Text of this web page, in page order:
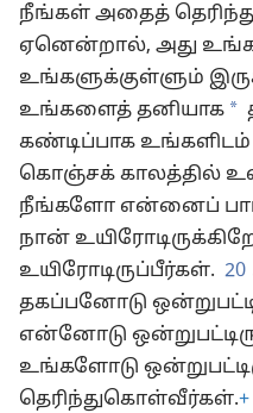
நீங்கள் அதைத்
ஏனென்றால், அது
உங்களுக்குள்ளும்
உங்களைத் தனியாக *
கண்டிப்பாக
கொஞ்சக் காலத்தில்
நீங்களோ என்னைப்
நான்
உயிரோடிருப்பீர்கள். 20
தகப்பனோடு
என்னோடு
உங்களோடு
தெரிந்துகொள்வீர்கள்.+